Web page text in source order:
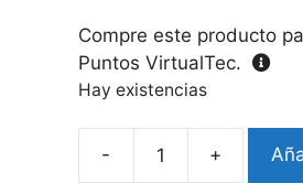
Compre este producto
Puntos VirtualTec.
Hay existencias
- +